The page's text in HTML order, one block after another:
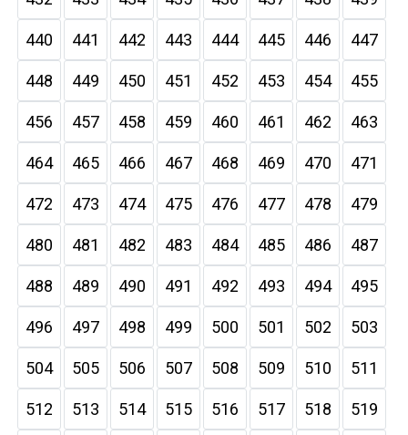
440 441 442 443 444 445 446 447
448 449 450 451 452 453 454 455
456 457 458 459 460 461 462 463
464 465 466 467 468 469 470 471
472 473 474 475 476 477 478 479
480 481 482 483 484 485 486 487
488 489 490 491 492 493 494 495
496 497 498 499 500 501 502 503
504 505 506 507 508 509 510 511
512 513 514 515 516 517 518 519